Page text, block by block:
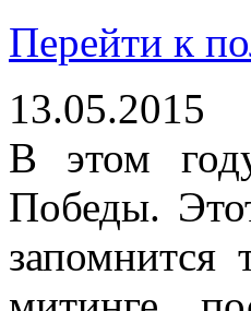
Перейти к
13.05.2015
В этом
Победы.